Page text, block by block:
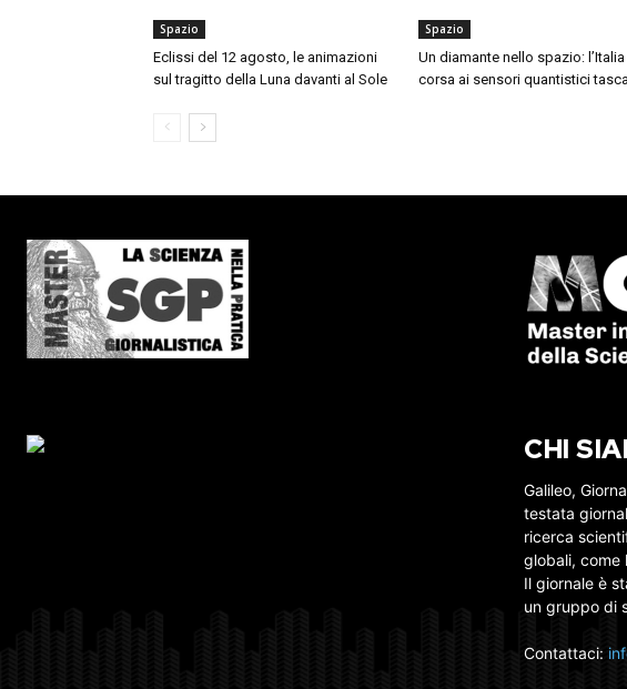
Spazio
Eclissi del 12 agosto, le animazioni
sul tragitto della Luna davanti al Sole
Spazio
Un diamante nello spazio: l’Italia
corsa ai sensori quantistici
CHI
Galileo,
testata
ricerca
globali, come
Il giornale è
un gruppo di
Contattaci: